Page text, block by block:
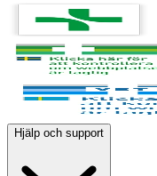
Hjälp och support